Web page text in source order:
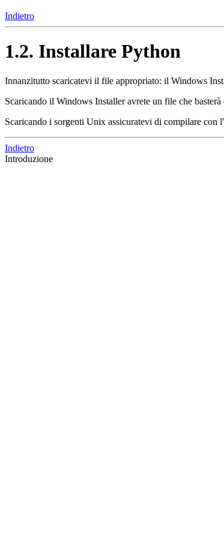
Indietro
1.2. Installare Python
Innanzitutto scaricatevi il file appropriato: il Windows
Scaricando il Windows Installer avrete un file che
Scaricando i sorgenti Unix assicuratevi di compilare con
Indietro
Introduzione